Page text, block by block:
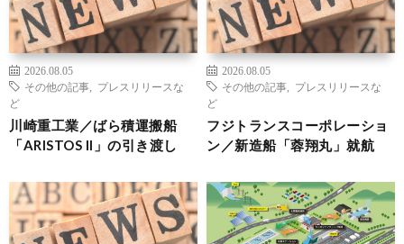
2026.08.05
その他の記事
プレスリリースな
ど
川崎重工業／ばら積運搬船
「ARISTOS II」の引き渡し
2026.08.05
その他の記事
プレスリリースな
ど
フジトランスコーポレーショ
ン／新造船「蓉翔丸」就航